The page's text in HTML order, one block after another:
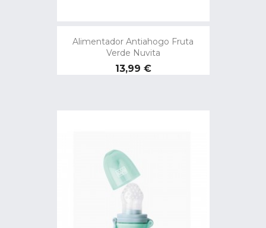
Alimentador Antiahogo Fruta
Verde Nuvita
Precio
13,99 €